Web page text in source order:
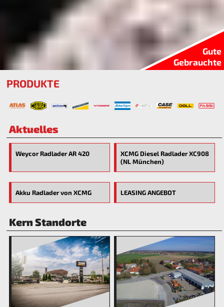
Gute
Gebrauchte
PRODUKTE
Aktuelles
Weycor Radlader AR 420
XCMG Diesel Radlader XC908
(NL München)
Akku Radlader von XCMG LEASING ANGEBOT
Kern Standorte